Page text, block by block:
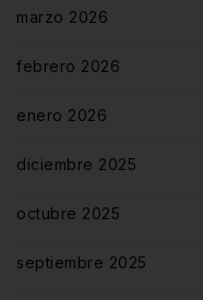
marzo 2026
febrero 2026
enero 2026
diciembre 2025
octubre 2025
septiembre 2025